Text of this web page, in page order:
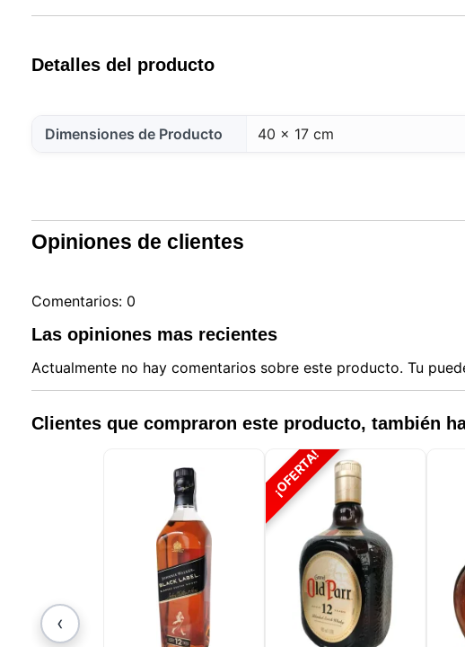
Detalles del producto
Dimensiones de Producto 40 x 17 cm
Opiniones de clientes
Comentarios: 0
Las opiniones mas recientes
Actualmente no hay comentarios sobre este producto. Tu
Clientes que compraron este producto, también
‹
¡OFERTA!